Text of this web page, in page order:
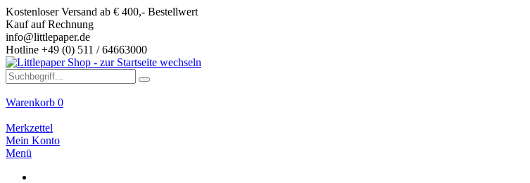
Kostenloser Versand ab € 400,- Bestellwert
Kauf auf Rechnung
info@littlepaper.de
Hotline +49 (0) 511 / 64663000
Warenkorb 0
Merkzettel
Mein Konto
Menü